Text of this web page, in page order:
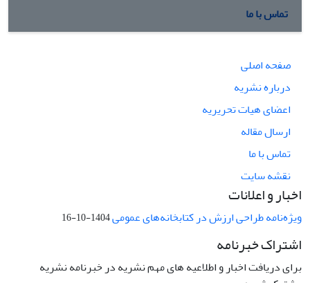
تماس با ما
صفحه اصلی
درباره نشریه
اعضای هیات تحریریه
ارسال مقاله
تماس با ما
نقشه سایت
اخبار و اعلانات
ویژه‌نامه طراحی ارزش در کتابخانه‌های عمومی1404-10-16
اشتراک خبرنامه
برای دریافت اخبار و اطلاعیه های مهم نشریه در خبرنامه نشریه